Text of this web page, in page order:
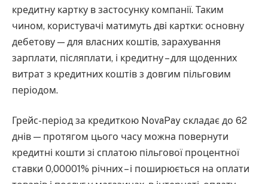
кредитну картку в застосунку компанії. Таким
чином, користувачі матимуть дві картки: основну
дебетову — для власних коштів, зарахування
зарплати, післяплати, і кредитну – для щоденних
витрат з кредитних коштів з довгим пільговим
періодом.
Грейс-період за кредиткою NovaPay cкладає до 62
днів — протягом цього часу можна повернути
кредитні кошти зі сплатою пільгової процентної
ставки 0,00001% річних – і поширюється на оплати